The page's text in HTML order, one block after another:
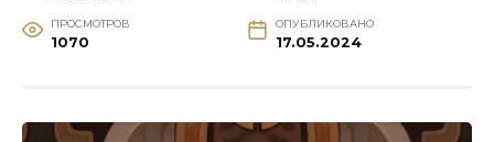
ПРОСМОТРОВ
1070
ОПУБЛИКОВАНО
17.05.2024